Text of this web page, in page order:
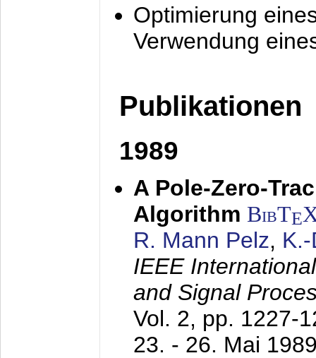
Optimierung
Verwendung
Publikationen
1989
A Pole-Zero-
Algorithm BibTE
R. Mann Pelz,
IEEE
and Signal
Vol. 2, pp. 1227-
23. - 26. Mai